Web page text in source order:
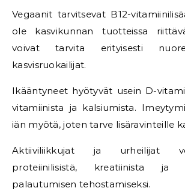
Vegaanit tarvitsevat B12-
ole kasvikunnan tuotteissa
voivat tarvita erityisesti
kasvisruokailijat.
Ikääntyneet hyötyvät usein D-
vitamiinista ja kalsiumista.
iän myötä, joten tarve lisäravinteille
Aktiiviliikkujat ja urheilijat
proteiinilisistä, kreatiinista ja
palautumisen tehostamiseksi.